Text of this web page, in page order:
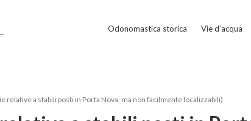
Odonomastica storica Vie d’acqua
relative a stabili posti in Porta Nova, ma non facilmente localizzabili)